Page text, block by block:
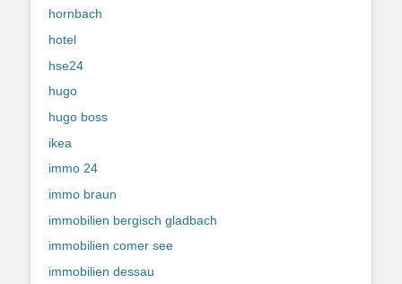
hornbach
hotel
hse24
hugo
hugo boss
ikea
immo 24
immo braun
immobilien bergisch gladbach
immobilien comer see
immobilien dessau